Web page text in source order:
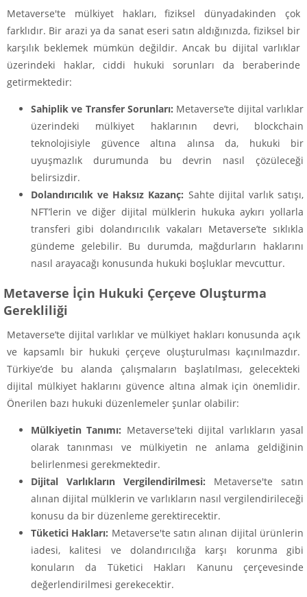
Metaverse'te mülkiyet hakları, fiziksel dünyadakinden çok
farklıdır. Bir arazi ya da sanat eseri satın aldığınızda, fiziksel bir
karşılık beklemek mümkün değildir. Ancak bu dijital varlıklar
üzerindeki haklar, ciddi hukuki sorunları da beraberinde
getirmektedir:
Sahiplik ve Transfer Sorunları: Metaverse’te dijital varlıklar
üzerindeki mülkiyet haklarının devri, blockchain
teknolojisiyle güvence altına alınsa da, hukuki bir
uyuşmazlık durumunda bu devrin nasıl çözüleceği
belirsizdir.
Dolandırıcılık ve Haksız Kazanç: Sahte dijital varlık satışı,
NFT’lerin ve diğer dijital mülklerin hukuka aykırı yollarla
transferi gibi dolandırıcılık vakaları Metaverse’te sıklıkla
gündeme gelebilir. Bu durumda, mağdurların haklarını
nasıl arayacağı konusunda hukuki boşluklar mevcuttur.
Metaverse İçin Hukuki Çerçeve Oluşturma
Gerekliliği
Metaverse’te dijital varlıklar ve mülkiyet hakları konusunda açık
ve kapsamlı bir hukuki çerçeve oluşturulması kaçınılmazdır.
Türkiye’de bu alanda çalışmaların başlatılması, gelecekteki
dijital mülkiyet haklarını güvence altına almak için önemlidir.
Önerilen bazı hukuki düzenlemeler şunlar olabilir:
Mülkiyetin Tanımı: Metaverse'teki dijital varlıkların yasal
olarak tanınması ve mülkiyetin ne anlama geldiğinin
belirlenmesi gerekmektedir.
Dijital Varlıkların Vergilendirilmesi: Metaverse'te satın
alınan dijital mülklerin ve varlıkların nasıl vergilendirileceği
konusu da bir düzenleme gerektirecektir.
Tüketici Hakları: Metaverse'te satın alınan dijital ürünlerin
iadesi, kalitesi ve dolandırıcılığa karşı korunma gibi
konuların da Tüketici Hakları Kanunu çerçevesinde
değerlendirilmesi gerekecektir.